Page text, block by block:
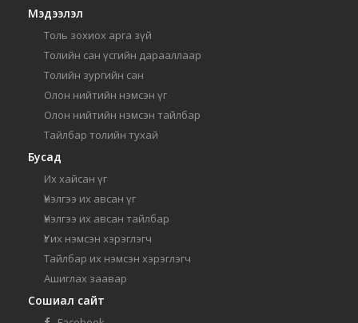
Мэдээлэл
Толь зохиох арга зүй
Толийн сан үсгийн дарааллаар
Толийн зургийн сан
Олон нийтийн нэмсэн үг
Олон нийтийн нэмсэн тайлбар
Тайлбар толийн тухай
Бусад
Их хайсан үг
Үнэлгээ их авсан үг
Үнэлгээ их авсан тайлбар
Үг их нэмсэн хэрэглэгч
Тайлбар их нэмсэн хэрэглэгч
Ашиглах заавар
Сошиал сайт